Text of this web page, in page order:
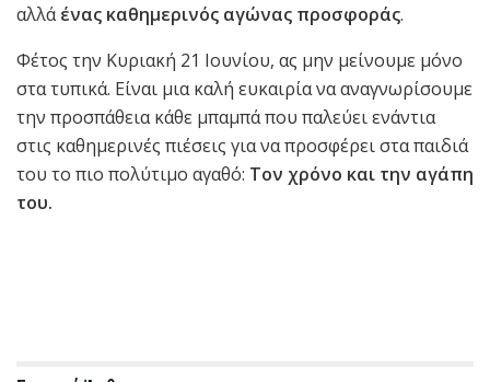
αλλάένας καθημερινός αγώνας προσφοράς.
Φέτος την Κυριακή 21 Ιουνίου, ας μην μείνουμε μόνο
στα τυπικά. Είναι μια καλή ευκαιρία να αναγνωρίσουμε
την προσπάθεια κάθε μπαμπά που παλεύει ενάντια
στις καθημερινές πιέσεις για να προσφέρει στα παιδιά
του το πιο πολύτιμο αγαθό: Τον χρόνο και την αγάπη
του.